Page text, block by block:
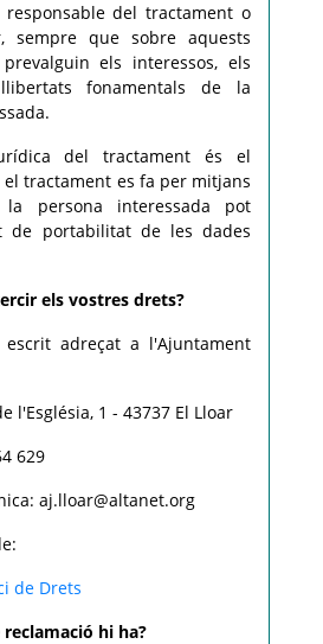
del tractament o
sempre que sobre aquests
els interessos, els
fonamentals de la
del tractament és el
tractament es fa per mitjans
la persona interessada pot
de portabilitat de les dades
els vostres drets?
adreçat a l'Ajuntament
l'Església, 1 - 43737 El Lloar
629
aj.lloar@altanet.org
de Drets
hi ha?